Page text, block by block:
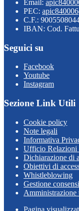
Email:
PEC:
C.F.:
IBAN: Cod.
Seguici su
Facebook
Youtube
Instagram
Sezione Link Utili
Cookie policy
Note legali
Informativa
Ufficio Relazioni
Dichiarazione di
Obiettivi di
Whistleblowing
Gestione
Amministrazione
Pagina